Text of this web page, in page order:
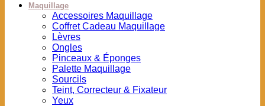
Maquillage
Accessoires Maquillage
Coffret Cadeau Maquillage
Lèvres
Ongles
Pinceaux & Éponges
Palette Maquillage
Sourcils
Teint, Correcteur & Fixateur
Yeux